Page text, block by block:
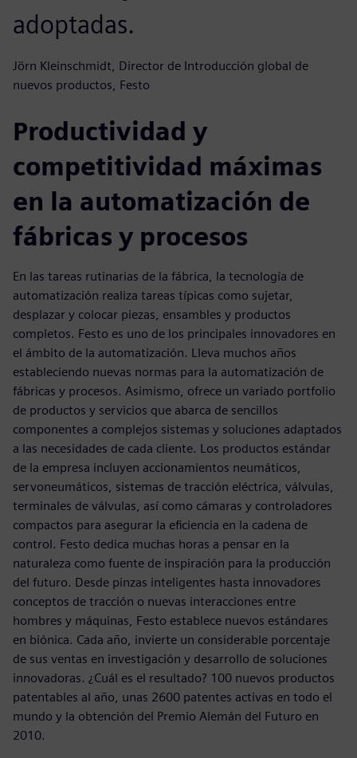
adoptadas.
Jörn Kleinschmidt, Director de Introducción global de
nuevos productos, Festo
Productividad y
competitividad máximas
en la automatización de
fábricas y procesos
En las tareas rutinarias de la fábrica, la tecnología de
automatización realiza tareas típicas como sujetar,
desplazar y colocar piezas, ensambles y productos
completos. Festo es uno de los principales innovadores en
el ámbito de la automatización. Lleva muchos años
estableciendo nuevas normas para la automatización de
fábricas y procesos. Asimismo, ofrece un variado portfolio
de productos y servicios que abarca de sencillos
componentes a complejos sistemas y soluciones adaptados
a las necesidades de cada cliente. Los productos estándar
de la empresa incluyen accionamientos neumáticos,
servoneumáticos, sistemas de tracción eléctrica, válvulas,
terminales de válvulas, así como cámaras y controladores
compactos para asegurar la eficiencia en la cadena de
control. Festo dedica muchas horas a pensar en la
naturaleza como fuente de inspiración para la producción
del futuro. Desde pinzas inteligentes hasta innovadores
conceptos de tracción o nuevas interacciones entre
hombres y máquinas, Festo establece nuevos estándares
en biónica. Cada año, invierte un considerable porcentaje
de sus ventas en investigación y desarrollo de soluciones
innovadoras. ¿Cuál es el resultado? 100 nuevos productos
patentables al año, unas 2600 patentes activas en todo el
mundo y la obtención del Premio Alemán del Futuro en
2010.